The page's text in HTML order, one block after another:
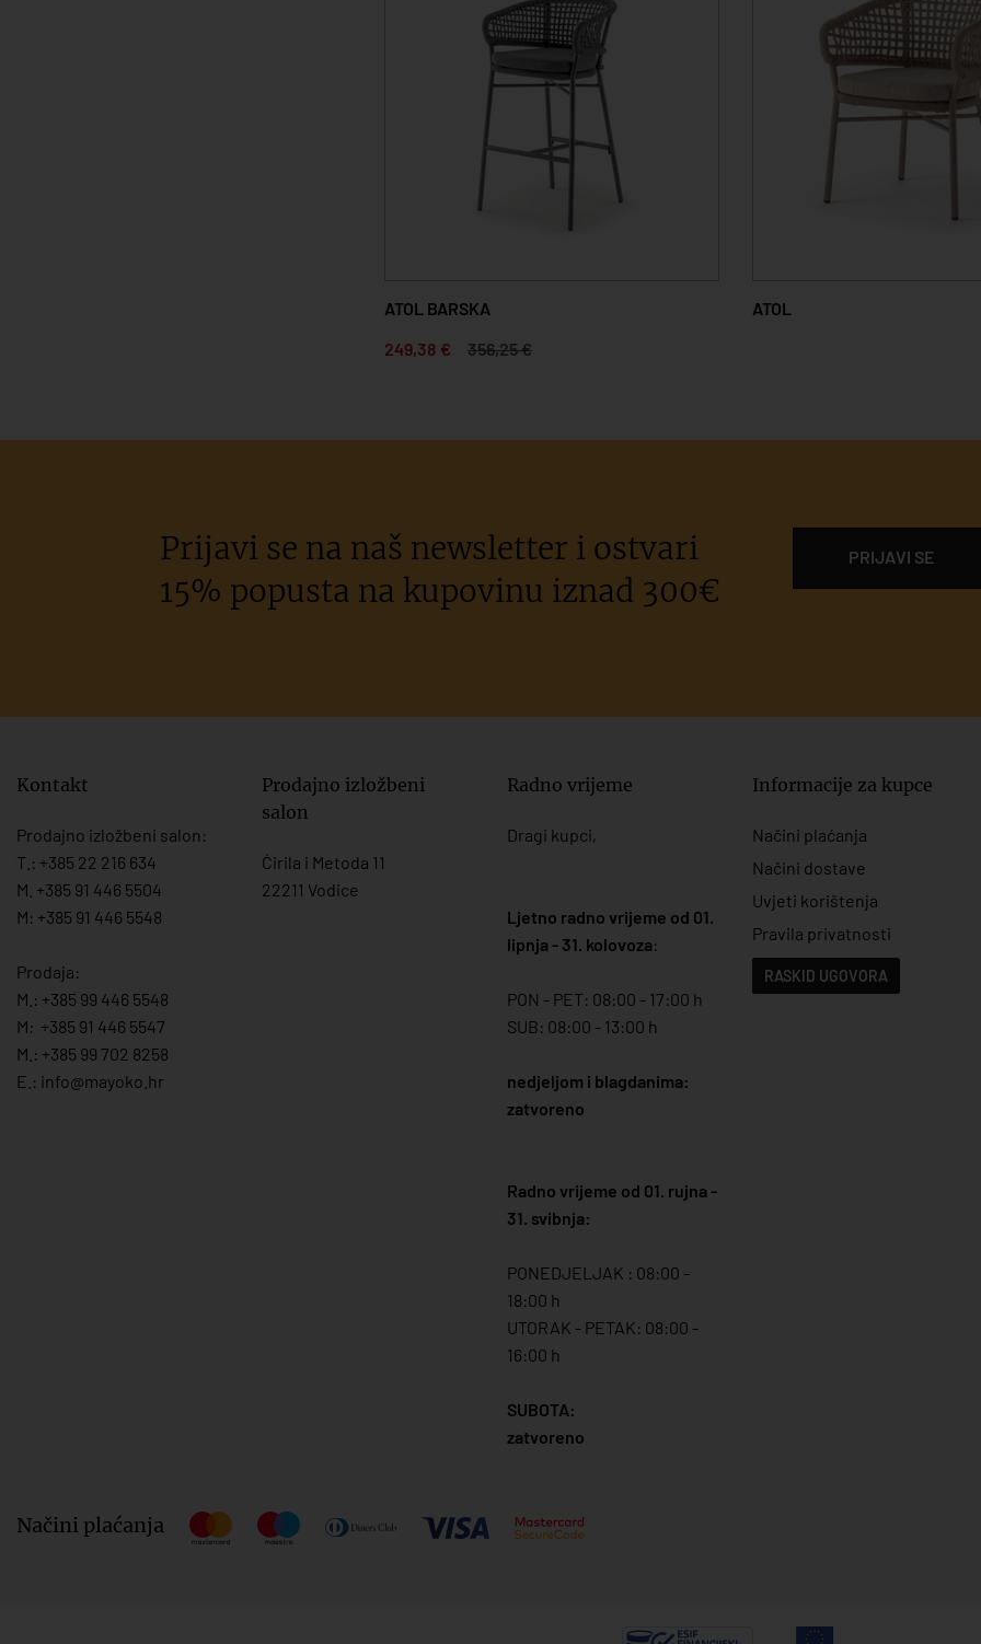
ATOL BARSKA
249,38 €
356,25 €
ATOL
Prijavi se na naš newsletter i ostvari
15% popusta na kupovinu iznad 300€
PRIJAVI SE
Kontakt
Prodajno izložbeni salon:
T.: +385 22 216 634
M. +385 91 446 5504
M: +385 91 446 5548
Prodaja:
M.: +385 99 446 5548
M: +385 91 446 5547
M.: +385 99 702 8258
E.: info@mayoko. hr
Prodajno izložbeni
salon
Ćirila i Metoda 11
22211 Vodice
Radno vrijeme
Dragi kupci,
Ljetno radno vrijeme od 01.
lipnja - 31. kolovoza:
PON - PET: 08:00 - 17:00 h
SUB: 08:00 - 13:00 h
nedjeljom i blagdanima:
zatvoreno
Radno vrijeme od 01. rujna -
31. svibnja:
PONEDJELJAK : 08:00 -
18:00 h
UTORAK - PETAK: 08:00 -
16:00 h
SUBOTA:
zatvoreno
Informacije za kupce
Načini plaćanja
Načini dostave
Uvjeti korištenja
Pravila privatnosti
RASKID UGOVORA
Načini plaćanja